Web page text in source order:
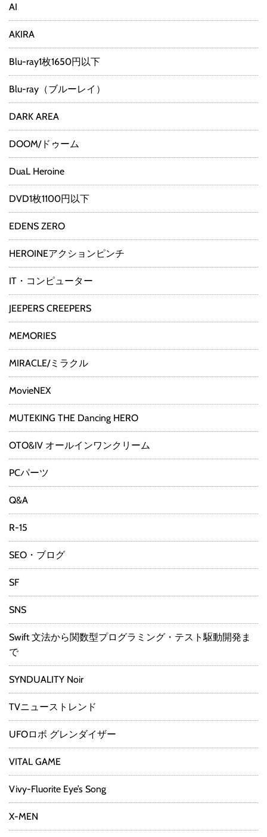
AI
AKIRA
Blu-ray1枚1650円以下
Blu-ray（ブルーレイ）
DARK AREA
DOOM/ドゥーム
DuaL Heroine
DVD1枚1100円以下
EDENS ZERO
HEROINEアクションピンチ
IT・コンピューター
JEEPERS CREEPERS
MEMORIES
MIRACLE/ミラクル
MovieNEX
MUTEKING THE Dancing HERO
OTO&IV オールインワンクリーム
PCパーツ
Q&A
R-15
SEO・ブログ
SF
SNS
Swift 文法から関数型プログラミング・テスト駆動開発ま
で
SYNDUALITY Noir
TVニューストレンド
UFOロボ グレンダイザー
VITAL GAME
Vivy-Fluorite Eye’s Song
X-MEN